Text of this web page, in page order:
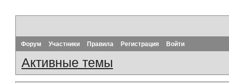
Форум Участники Правила Регистрация Войти
Активные темы